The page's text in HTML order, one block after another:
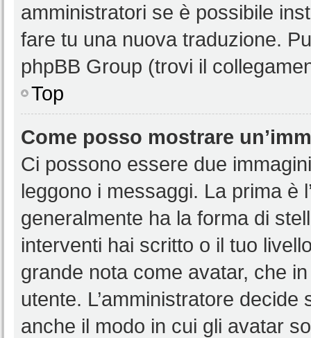
amministratori se è possibile
fare tu una nuova traduzione.
phpBB Group (trovi il
Top
Come posso mostrare
Ci possono essere due
leggono i messaggi. La prima è
generalmente ha la forma di
interventi hai scritto o il tuo
grande nota come avatar, che
utente. L’amministratore
anche il modo in cui gli avatar